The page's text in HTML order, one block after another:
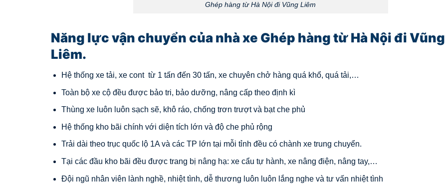
Ghép hàng từ Hà Nội đi Vũng Liêm
Năng lực vận chuyển của nhà xe Ghép hàng từ Hà Nội đi Vũng
Liêm.
Hệ thống xe tải, xe cont từ 1 tấn đến 30 tấn, xe chuyên chở hàng quá khổ, quá tải,…
Toàn bộ xe cộ đều được bảo tri, bảo dưỡng, nâng cấp theo định kì
Thùng xe luôn luôn sạch sẽ, khô ráo, chống trơn trượt và bạt che phủ
Hệ thống kho bãi chính với diện tích lớn và độ che phủ rộng
Trải dài theo trục quốc lộ 1A và các TP lớn tại mỗi tỉnh đều có chành xe trung chuyển.
Tại các đầu kho bãi đều được trang bị nâng hạ: xe cẩu tự hành, xe nâng điện, nâng tay,…
Đội ngũ nhân viên lành nghề, nhiệt tình, dễ thương luôn luôn lắng nghe và tư vấn nhiệt tình